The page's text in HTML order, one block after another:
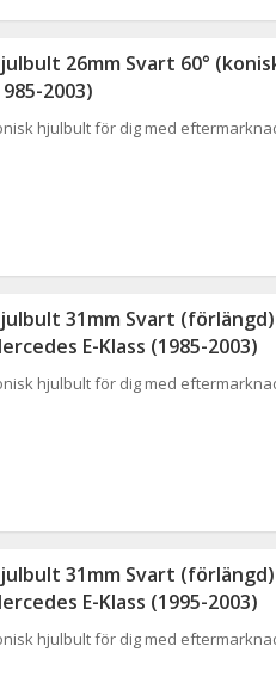
26mm Svart 60°
2003)
hjulbult för dig med
31mm Svart (förlängd)
E-Klass (1985-2003)
hjulbult för dig med
31mm Svart (förlängd)
E-Klass (1995-2003)
hjulbult för dig med